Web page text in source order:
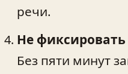
речи.
Не
Без пяти минут